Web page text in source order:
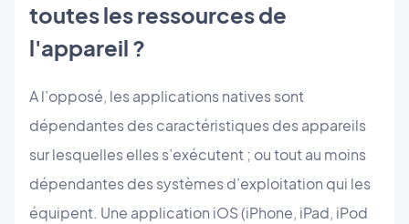
toutes les ressources de
l'appareil ?
A l’opposé, les applications natives sont
dépendantes des caractéristiques des appareils
sur lesquelles elles s’exécutent ; ou tout au moins
dépendantes des systèmes d’exploitation qui les
équipent. Une application iOS (iPhone, iPad, iPod